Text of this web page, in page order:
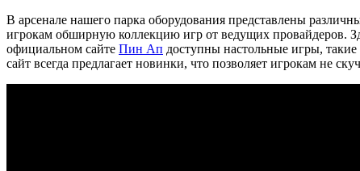
В арсенале нашего парка оборудования представлены
игрокам обширную коллекцию игр от ведущих провайдеров.
официальном сайте Пин Ап доступны настольные игры,
сайт всегда предлагает новинки, что позволяет игрокам не